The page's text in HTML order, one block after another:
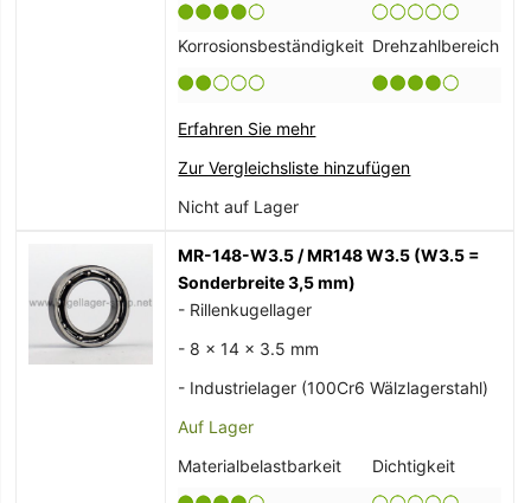
Korrosionsbeständigkeit Drehzahlbereich
Erfahren Sie mehr
Zur Vergleichsliste hinzufügen
Nicht auf Lager
MR-148-W3.5 / MR148 W3.5 (W3.5 =
Sonderbreite 3,5 mm)
- Rillenkugellager
- 8 x 14 x 3.5 mm
- Industrielager (100Cr6 Wälzlagerstahl)
Auf Lager
Materialbelastbarkeit
Dichtigkeit